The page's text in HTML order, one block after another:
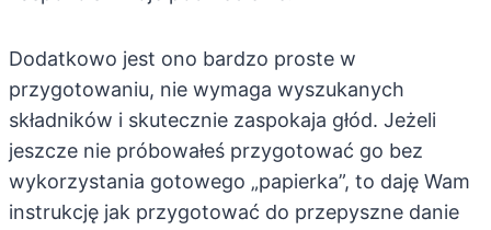
Dodatkowo jest ono bardzo proste w
przygotowaniu, nie wymaga wyszukanych
składników i skutecznie zaspokaja głód. Jeżeli
jeszcze nie próbowałeś przygotować go bez
wykorzystania gotowego „papierka”, to daję Wam
instrukcję jak przygotować do przepyszne danie